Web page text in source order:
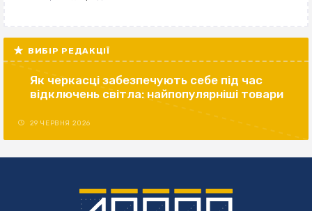
ВИБІР РЕДАКЦІЇ
Як черкасці забезпечують себе під час
відключень світла: найпопулярніші товари
29 ЧЕРВНЯ 2026